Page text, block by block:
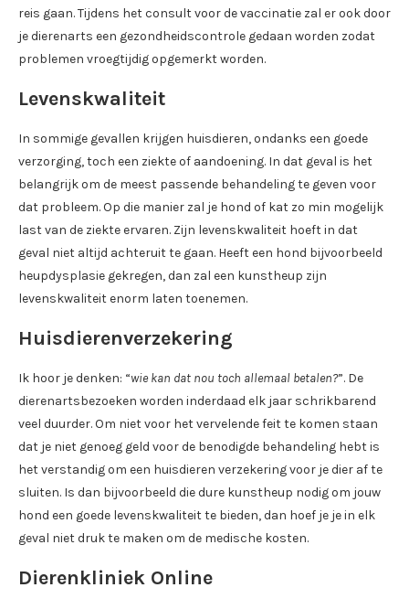
reis gaan. Tijdens het consult voor de vaccinatie zal er ook door
je dierenarts een gezondheidscontrole gedaan worden zodat
problemen vroegtijdig opgemerkt worden.
Levenskwaliteit
In sommige gevallen krijgen huisdieren, ondanks een goede
verzorging, toch een ziekte of aandoening. In dat geval is het
belangrijk om de meest passende behandeling te geven voor
dat probleem. Op die manier zal je hond of kat zo min mogelijk
last van de ziekte ervaren. Zijn levenskwaliteit hoeft in dat
geval niet altijd achteruit te gaan. Heeft een hond bijvoorbeeld
heupdysplasie gekregen, dan zal een kunstheup zijn
levenskwaliteit enorm laten toenemen.
Huisdierenverzekering
Ik hoor je denken: “wie kan dat nou toch allemaal betalen?”. De
dierenartsbezoeken worden inderdaad elk jaar schrikbarend
veel duurder. Om niet voor het vervelende feit te komen staan
dat je niet genoeg geld voor de benodigde behandeling hebt is
het verstandig om een huisdieren verzekering voor je dier af te
sluiten. Is dan bijvoorbeeld die dure kunstheup nodig om jouw
hond een goede levenskwaliteit te bieden, dan hoef je je in elk
geval niet druk te maken om de medische kosten.
Dierenkliniek Online